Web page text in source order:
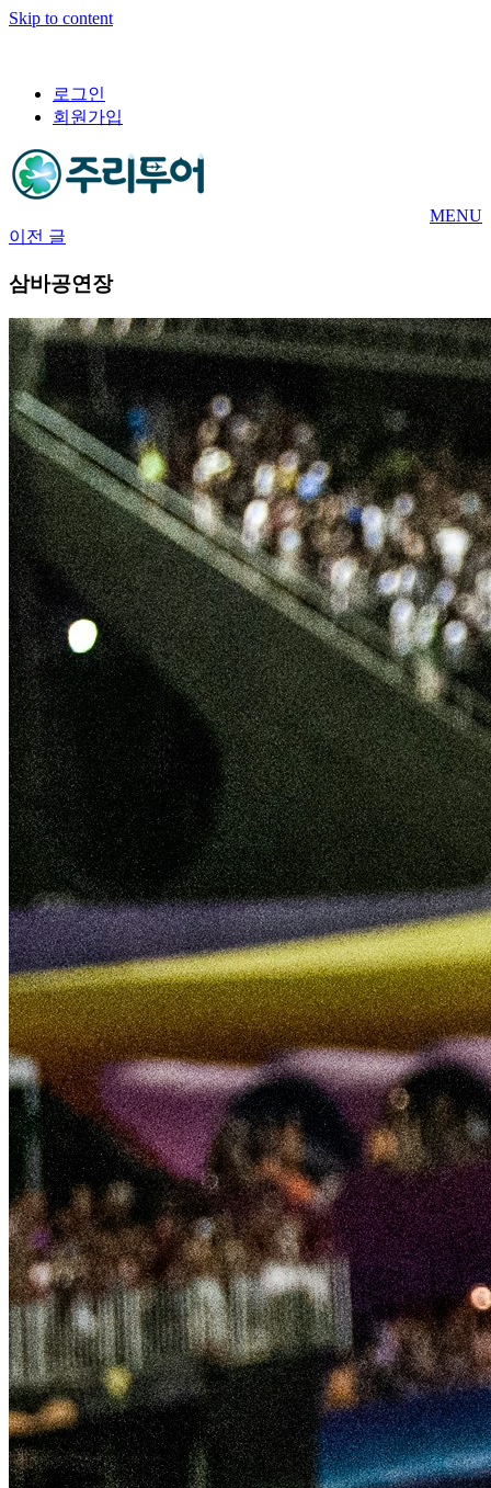
Skip to content
로그인
회원가입
MENU
이전 글
삼바공연장